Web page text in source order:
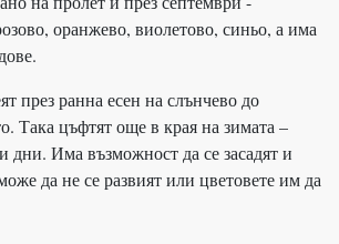
оранжево, виолетово, синьо, а има
през ранна есен на слънчево до
Така цъфтят още в края на зимата –
дни. Има възможност да се засадят и
да не се развият или цветовете им да